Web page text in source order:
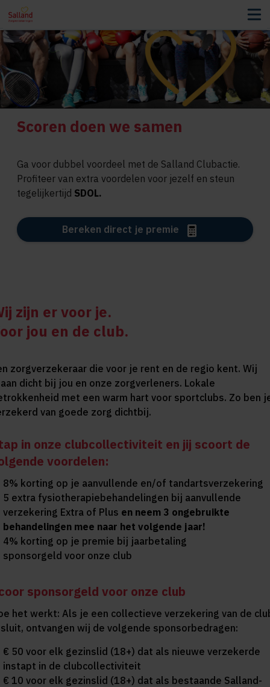
Scoren doen we samen
Ga voor dubbel voordeel met de Salland Clubactie.
Profiteer van extra voordelen voor jezelf en steun
tegelijkertijd SDOL.
Bereken direct je premie
zijn er voor je.
jou en de club.
zorgverzekeraar die voor je rent en de regio kent. Wij
dicht bij jou en onze zorgverleners. Lokale
met een warm hart voor sportclubs. Zo ben
van goede zorg dichtbij.
in onze clubcollectiviteit en jij scoort de
voordelen:
8% korting op je aanvullende en/of tandartsverzekering
5 extra fysiotherapiebehandelingen bij aanvullende
verzekering Extra of Plus en neem 3 ongebruikte
behandelingen mee naar het volgende jaar!
4% korting op je premie bij jaarbetaling
sponsorgeld voor onze club
sponsorgeld voor onze club
het werkt: Als je een collectieve verzekering van de
ontvangen wij de volgende sponsorbedragen:
€ 50 voor elk gezinslid (18+) dat als nieuwe verzekerde
instapt in de clubcollectiviteit
€ 10 voor elk gezinslid (18+) dat als bestaande Salland-